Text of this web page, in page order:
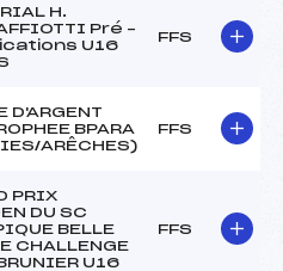
H.
Pré –
U16
FFS
D'ARGENT
BPARA
ARÊCHES)
FFS
PRIX
DU SC
BELLE
CHALLENGE
U16
FFS